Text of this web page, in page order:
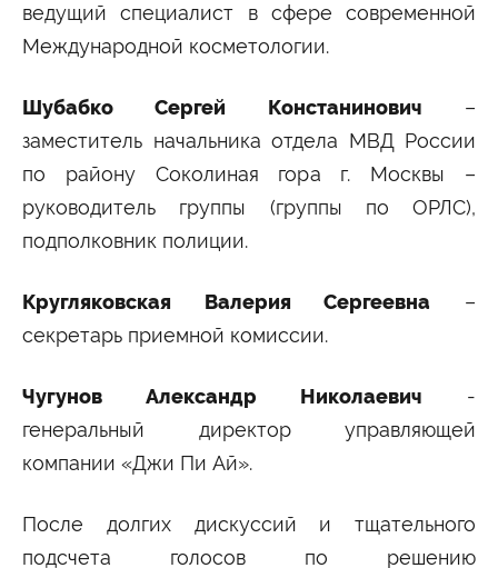
ведущий специалист в сфере современной
Международной косметологии.
Шубабко Сергей Констанинович –
заместитель начальника отдела МВД России
по району Соколиная гора г. Москвы –
руководитель группы (группы по ОРЛС),
подполковник полиции.
Кругляковская Валерия Сергеевна –
секретарь приемной комиссии.
Чугунов Александр Николаевич -
генеральный директор управляющей
компании «Джи Пи Ай».
После долгих дискуссий и тщательного
подсчета голосов по решению